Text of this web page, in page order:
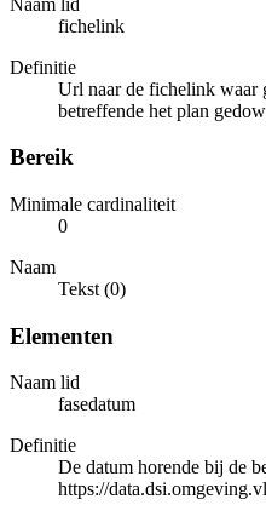
fichelink
Definitie
Url naar de fichelink waar
betreffende het plan
Bereik
Minimale cardinaliteit
0
Naam
Tekst (0)
Elementen
Naam lid
fasedatum
Definitie
De datum horende bij de
https://